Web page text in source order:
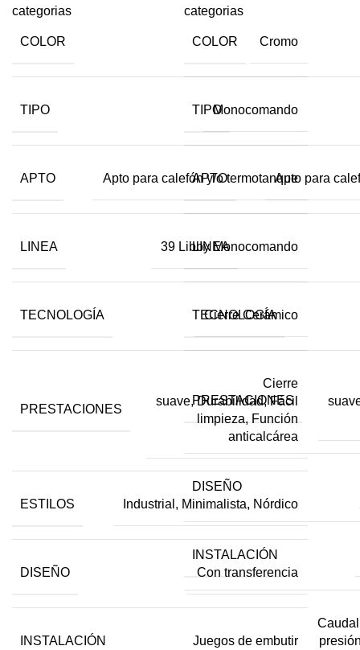
categorias
COLOR Cromo
TIPO Monocomando
APTO Apto para calefón y/o termotanque
LINEA 39 Libby Monocomando
TECNOLOGÍA Cierre Cerámico
PRESTACIONES
Cierre
suave, Durabilidad, Fácil
limpieza, Función
anticalcárea
ESTILOS Industrial, Minimalista, Nórdico
DISEÑO Con transferencia
INSTALACIÓN Juegos de embutir
categorias
COLOR
TIPO
APTO Apto para
LINEA
TECNOLOGÍA
PRESTACIONES
DISEÑO
INSTALACIÓN